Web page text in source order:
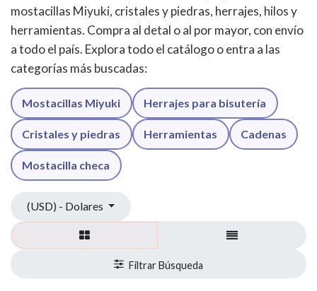
mostacillas Miyuki, cristales y piedras, herrajes, hilos y
herramientas. Compra al detal o al por mayor, con envío
a todo el país. Explora todo el catálogo o entra a las
categorías más buscadas:
Mostacillas Miyuki Herrajes para bisutería
Cristales y piedras Herramientas Cadenas
Mostacilla checa
(USD) - Dolares